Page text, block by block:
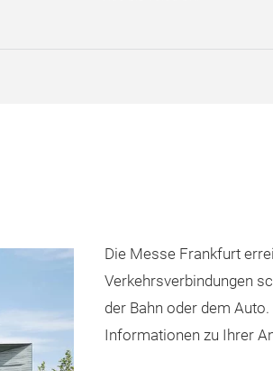
Die Messe Frankfurt
Verkehrsverbindungen
der Bahn oder dem
Informationen zu Ihrer